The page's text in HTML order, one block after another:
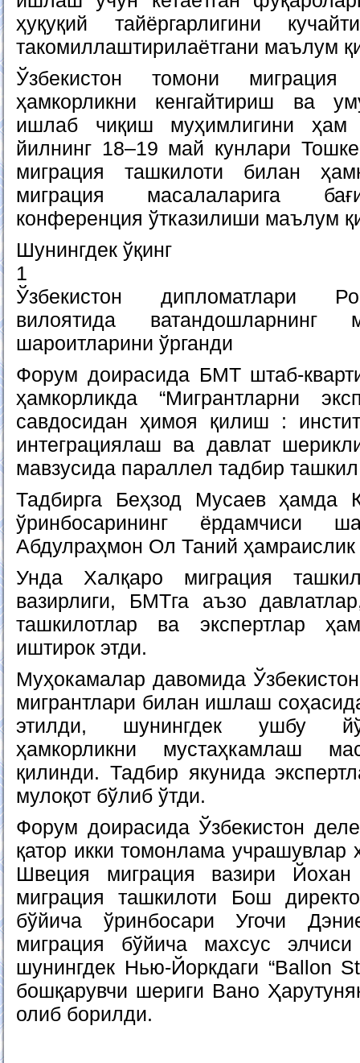
ҳуқуқий тайёргарлигини
такомиллаштирилаётгани маълум
Ўзбекистон томони миграция
ҳамкорликни кенгайтириш ва
ишлаб чиқиш муҳимлигини ҳам
йилнинг 18–19 май кунлари
миграция ташкилоти билан
миграция масалаларига
конференция ўтказилиши маълум
Шунингдек ўқинг
1
Ўзбекистон дипломатлари
вилоятида
шароитларини ўрганди
Форум доирасида БМТ штаб-
ҳамкорликда “Мигрантларни
савдосидан ҳимоя қилиш :
интеграциялаш ва давлат
мавзусида параллел тадбир
Тадбирга Беҳзод Мусаев ҳамда
ўринбосарининг ёрдамчиси
Абдулраҳмон Ол Таний ҳамраислик
Унда Халқаро миграция
вазирлиги, БМТга аъзо
ташкилотлар ва экспертлар
иштирок этди.
Муҳокамалар давомида
мигрантлари билан ишлаш
этилди, шунингдек ушбу
ҳамкорликни мустаҳкамлаш
қилинди. Тадбир якунида
мулоқот бўлиб ўтди.
Форум доирасида Ўзбекистон
қатор икки томонлама учрашувлар
Швеция миграция вазири
миграция ташкилоти Бош
бўйича ўринбосари Угочи
миграция бўйича махсус
шунингдек Нью-Йоркдаги “Ballon
бошқарувчи шериги Вано
олиб борилди.